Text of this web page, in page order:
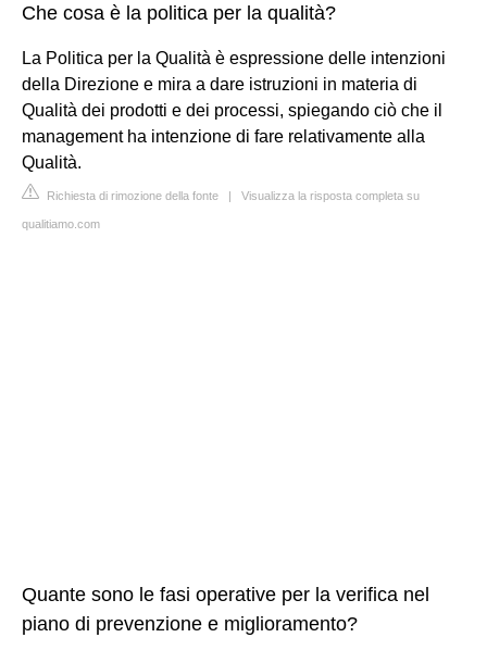
Che cosa è la politica per la qualità?
La Politica per la Qualità è espressione delle intenzioni
della Direzione e mira a dare istruzioni in materia di
Qualità dei prodotti e dei processi, spiegando ciò che il
management ha intenzione di fare relativamente alla
Qualità.
Richiesta di rimozione della fonte | Visualizza la risposta completa su
qualitiamo.com
Quante sono le fasi operative per la verifica nel
piano di prevenzione e miglioramento?